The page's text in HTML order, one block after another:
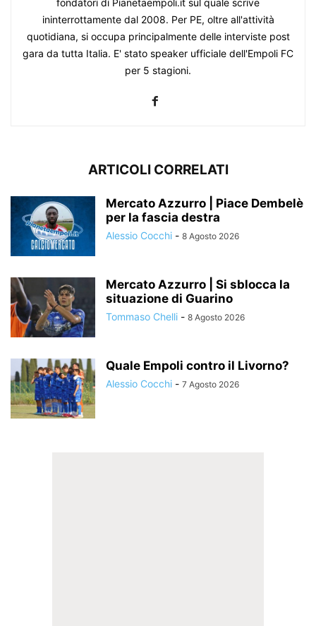
fondatori di Pianetaempoli.it sul quale scrive
ininterrottamente dal 2008. Per PE, oltre all'attività
quotidiana, si occupa principalmente delle interviste post
gara da tutta Italia. E' stato speaker ufficiale dell'Empoli FC
per 5 stagioni.
ARTICOLI CORRELATI
Mercato Azzurro | Piace Dembelè
per la fascia destra
Alessio Cocchi - 8 Agosto 2026
Mercato Azzurro | Si sblocca la
situazione di Guarino
Tommaso Chelli - 8 Agosto 2026
Quale Empoli contro il Livorno?
Alessio Cocchi - 7 Agosto 2026